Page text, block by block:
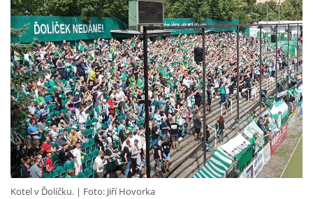
Kotel v Ďolíčku. Foto: Jiří Hovorka